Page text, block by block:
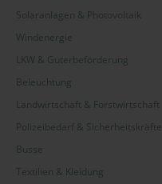
Solaranlagen & Photovoltaik
Windenergie
LKW & Güterbeförderung
Beleuchtung
Landwirtschaft & Forstwirtschaft
Polizeibedarf & Sicherheitskräfte
Busse
Textilien & Kleidung